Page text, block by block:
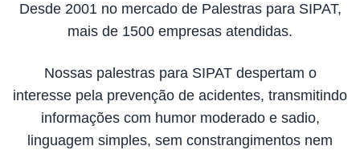
Desde 2001 no mercado de Palestras para SIPAT,
mais de 1500 empresas atendidas.
Nossas palestras para SIPAT despertam o
interesse pela prevenção de acidentes, transmitindo
informações com humor moderado e sadio,
linguagem simples, sem constrangimentos nem